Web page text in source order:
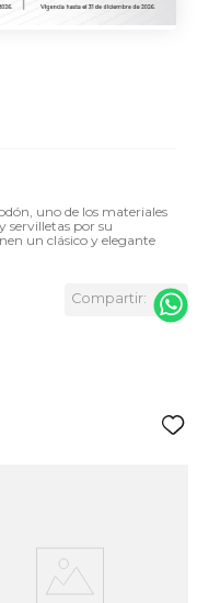
uno de los materiales
servilletas por su
un clásico y elegante